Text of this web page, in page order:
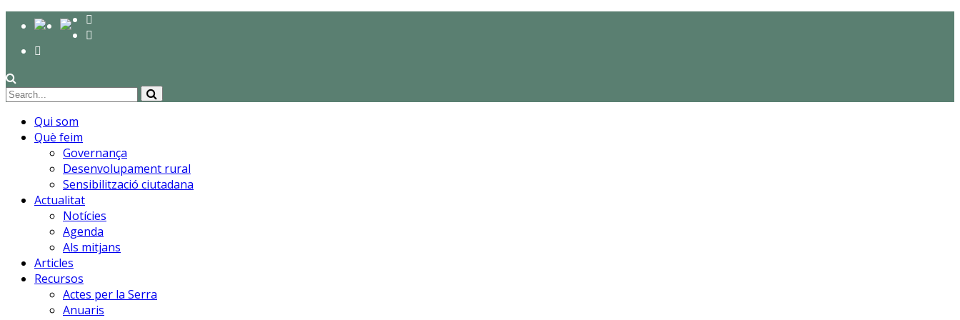
Qui som
Què feim
Governança
Desenvolupament rural
Sensibilització ciutadana
Actualitat
Notícies
Agenda
Als mitjans
Articles
Recursos
Actes per la Serra
Anuaris